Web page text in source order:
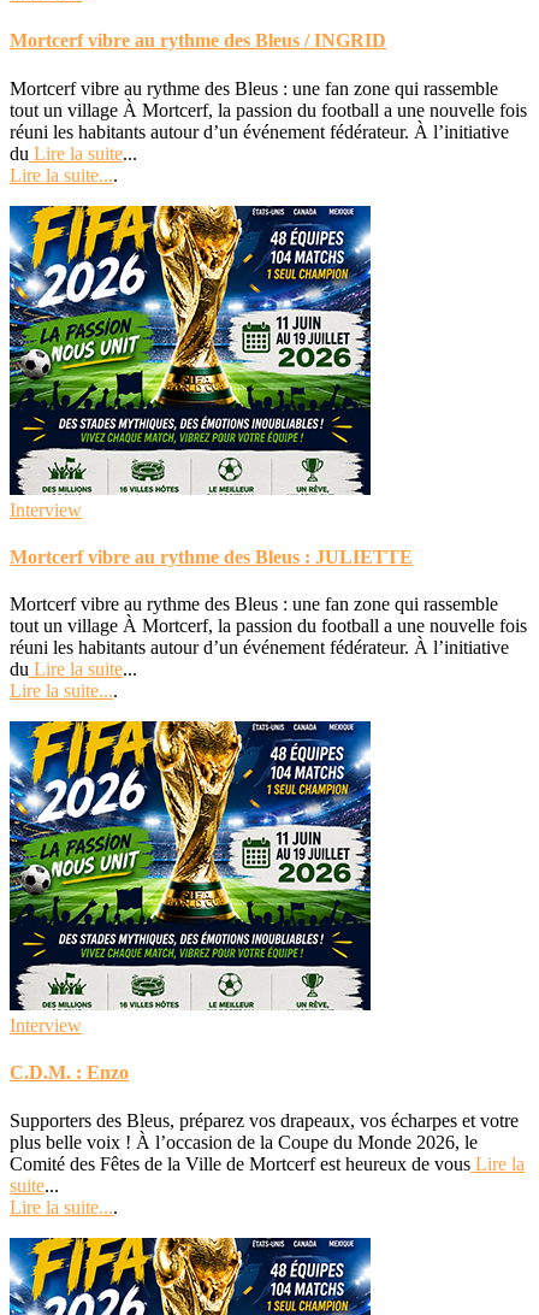
Mortcerf vibre au rythme des Bleus / INGRID
Mortcerf vibre au rythme des Bleus : une fan zone qui rassemble
tout un village À Mortcerf, la passion du football a une nouvelle fois
réuni les habitants autour d’un événement fédérateur. À l’initiative
du Lire la suite...
Lire la suite....
Interview
Mortcerf vibre au rythme des Bleus : JULIETTE
Mortcerf vibre au rythme des Bleus : une fan zone qui rassemble
tout un village À Mortcerf, la passion du football a une nouvelle fois
réuni les habitants autour d’un événement fédérateur. À l’initiative
du Lire la suite...
Lire la suite....
Interview
C.D.M. : Enzo
Supporters des Bleus, préparez vos drapeaux, vos écharpes et votre
plus belle voix ! À l’occasion de la Coupe du Monde 2026, le
Comité des Fêtes de la Ville de Mortcerf est heureux de vous Lire la
suite...
Lire la suite....